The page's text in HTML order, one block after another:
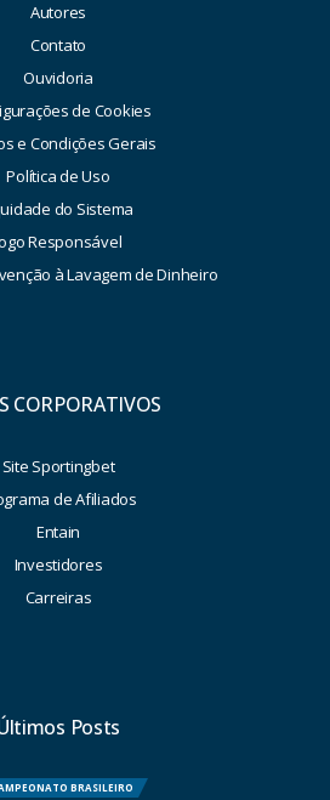
Autores
Contato
Ouvidoria
de Cookies
e Condições Gerais
Política de Uso
do Sistema
Responsável
à Lavagem de Dinheiro
CORPORATIVOS
Site Sportingbet
de Afiliados
Entain
Investidores
Carreiras
Posts
BRASILEIRO